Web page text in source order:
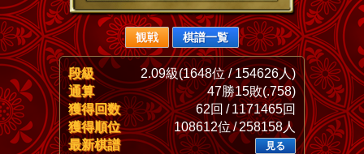
観戦 棋譜一覧
段級
2.09級(1648位 / 154626人)
通算
47勝15敗(.758)
獲得回数
62回 / 1171465回
獲得順位
108612位 / 258158人
最新棋譜
見る